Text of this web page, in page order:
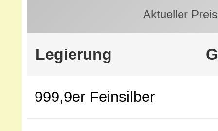
Aktueller
Legierung
999,9er Feinsilber